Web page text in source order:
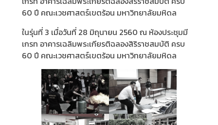
60 ปี คณะเวชศาสตร์เขตร้อน มหาวิทยาลัยมหิดล
ในรุ่นที่ 3 เมื่อวันที่ 28 มิถุนายน 2560 ณ ห้องประชุมมี
เกรท อาคารเฉลิมพระเกียรติฉลองสิริราชสมบัติ ครบ
60 ปี คณะเวชศาสตร์เขตร้อน มหาวิทยาลัยมหิดล